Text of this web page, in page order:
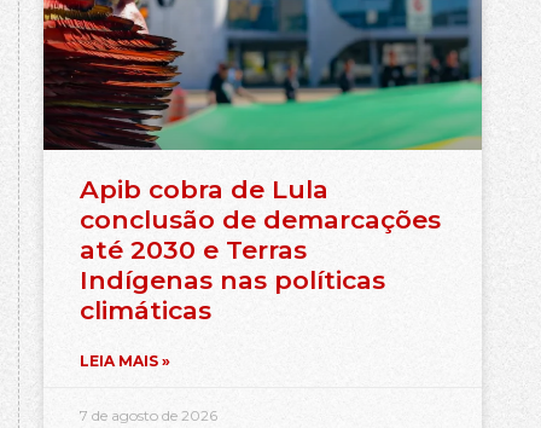
Apib cobra de Lula
conclusão de demarcações
até 2030 e Terras
Indígenas nas políticas
climáticas
LEIA MAIS »
7 de agosto de 2026